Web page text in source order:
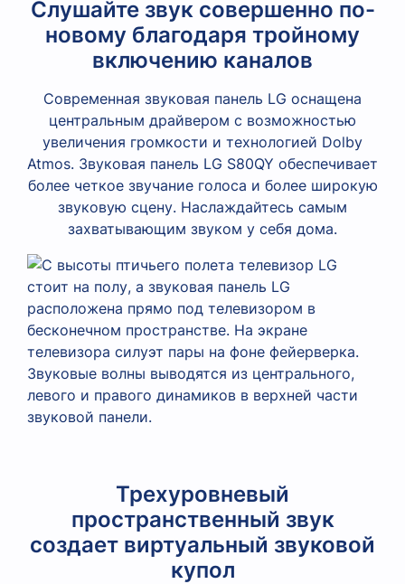
Слушайте звук совершенно по-
новому благодаря тройному
включению каналов
Современная звуковая панель LG оснащена
центральным драйвером с возможностью
увеличения громкости и технологией Dolby
Atmos. Звуковая панель LG S80QY обеспечивает
более четкое звучание голоса и более широкую
звуковую сцену. Наслаждайтесь самым
захватывающим звуком у себя дома.
Трехуровневый
пространственный звук
создает виртуальный звуковой
купол